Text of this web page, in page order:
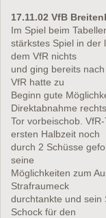
17.11.02 VfB
Im Spiel beim
stärkstes Spiel in der
dem VfR nichts
und ging bereits
VfR hatte zu
Beginn gute
Direktabnahme
Tor vorbeischob.
ersten Halbzeit noch
durch 2 Schüsse
seine
Möglichkeiten zum
Strafraumeck
durchtankte und sein
Schock für den